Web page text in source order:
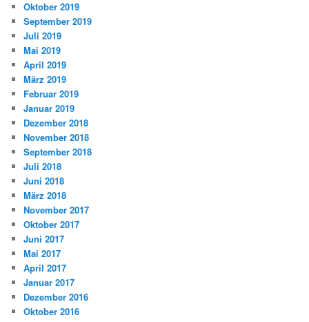
Oktober 2019
September 2019
Juli 2019
Mai 2019
April 2019
März 2019
Februar 2019
Januar 2019
Dezember 2018
November 2018
September 2018
Juli 2018
Juni 2018
März 2018
November 2017
Oktober 2017
Juni 2017
Mai 2017
April 2017
Januar 2017
Dezember 2016
Oktober 2016